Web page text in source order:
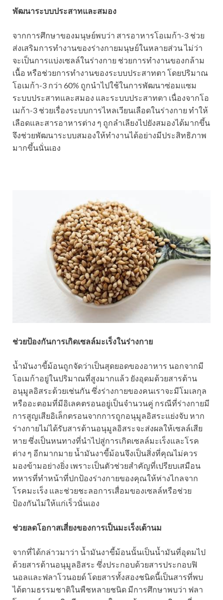
พัฒนาระบบประสาทและสมอง
จากการศึกษาของมนุษย์พบว่า สารอาหารโอเมก้า-3 ช่วย
ส่งเสริมการทำงานของร่างกายมนุษย์ในหลายส่วน ไม่ว่า
จะเป็นการแบ่งเซลล์ในร่างกาย ช่วยการทำงานของกล้าม
เนื้อ หรือช่วยการทำงานของระบบประสาทตา โดยปริมาณ
โอเมก้า-3 กว่า 60% ถูกนำไปใช้ในการพัฒนาซ่อมแซม
ระบบประสาทและสมอง และระบบประสาทตา เนื่องจากโอ
เมก้า-3 ช่วยเรื่องระบบการไหลเวียนเลือดในร่างกาย ทำให้
เลือดและสารอาหารต่าง ๆ ถูกลำเลียงไปยังสมองได้มากขึ้น
จึงช่วยพัฒนาระบบสมองให้ทำงานได้อย่างมีประสิทธิภาพ
มากขึ้นนั่นเอง
ช่วยป้องกันการเกิดเซลล์มะเร็งในร่างกาย
น้ำมันงาขี้ม้อนถูกจัดว่าเป็นสุดยอดของอาหาร นอกจากมี
โอเมก้าอยู่ในปริมาณที่สูงมากแล้ว ยังอุดมด้วยสารต้าน
อนุมูลอิสระด้วยเช่นกัน ซึ่งร่างกายของคนเราจะมีโมเลกุล
หรืออะตอมที่มีอิเลคตรอนอยู่เป็นจำนวนคู่ กรณีที่ร่างกายมี
การสูญเสียอิเล็กตรอนจากการถูกอนุมูลอิสระแย่งจับ หาก
ร่างกายไม่ได้รับสารต้านอนุมูลอิสระจะส่งผลให้เซลล์เสีย
หาย ซึ่งเป็นหนทางที่นำไปสู่การเกิดเซลล์มะเร็งและโรค
ต่าง ๆ อีกมากมาย น้ำมันงาขี้ม้อนจึงเป็นสิ่งที่คุณไม่ควร
มองข้ามอย่างยิ่ง เพราะเป็นตัวช่วยสำคัญที่เปรียบเสมือน
ทหารที่ทำหน้าที่ปกป้องร่างกายของคุณให้ห่างไกลจาก
โรคมะเร็ง และช่วยชะลอการเสื่อมของเซลล์หรือช่วย
ป้องกันไม่ให้แก่เร็วนั่นเอง
ช่วยลดโอกาสเสี่ยงของการเป็นมะเร็งเต้านม
จากที่ได้กล่าวมาว่า น้ำมันงาขี้ม้อนนั้นเป็นน้ำมันที่อุดมไป
ด้วยสารต้านอนุมูลอิสระ ซึ่งประกอบด้วยสารประกอบฟิ
นอลและฟลาโวนอยด์ โดยสารทั้งสองชนิดนี้เป็นสารที่พบ
ได้ตามธรรมชาติในพืชหลายชนิด มีการศึกษาพบว่า ฟลา